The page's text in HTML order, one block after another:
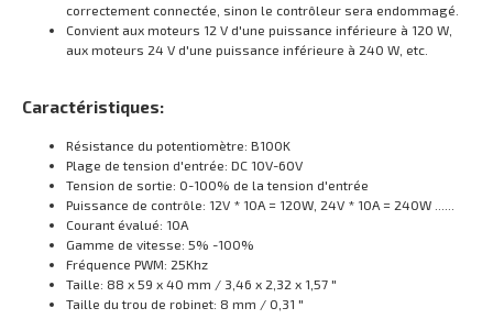
correctement connectée, sinon le contrôleur sera endommagé.
Convient aux moteurs 12 V d'une puissance inférieure à 120 W,
aux moteurs 24 V d'une puissance inférieure à 240 W, etc.
Caractéristiques:
Résistance du potentiomètre: B100K
Plage de tension d'entrée: DC 10V-60V
Tension de sortie: 0-100% de la tension d'entrée
Puissance de contrôle: 12V * 10A = 120W, 24V * 10A = 240W ......
Courant évalué: 10A
Gamme de vitesse: 5% -100%
Fréquence PWM: 25Khz
Taille: 88 x 59 x 40 mm / 3,46 x 2,32 x 1,57 "
Taille du trou de robinet: 8 mm / 0,31 "